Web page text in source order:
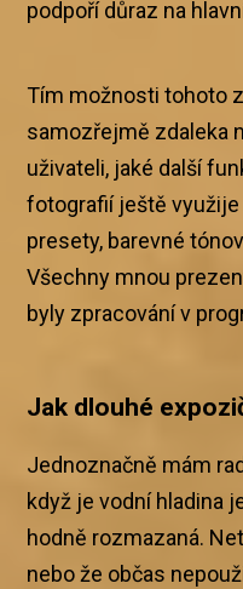
podpoří důraz na
Tím možnosti tohoto
samozřejmě zdaleka
uživateli, jaké další
fotografií ještě
presety, barevné
Všechny mnou
byly zpracování v
Jak dlouhé
Jednoznačně mám
když je vodní hladina
hodně rozmazaná.
nebo že občas